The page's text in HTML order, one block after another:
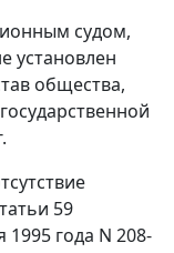
судом,
установлен
общества,
59
года N 208-